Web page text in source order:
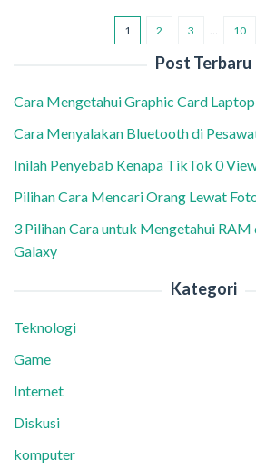
1 2 3 10
Post Terbaru
Cara Mengetahui Graphic Card
Cara Menyalakan Bluetooth di
Inilah Penyebab Kenapa TikTok 0
Pilihan Cara Mencari Orang Lewat
3 Pilihan Cara untuk Mengetahui RAM
Galaxy
Kategori
Teknologi
Game
Internet
Diskusi
komputer